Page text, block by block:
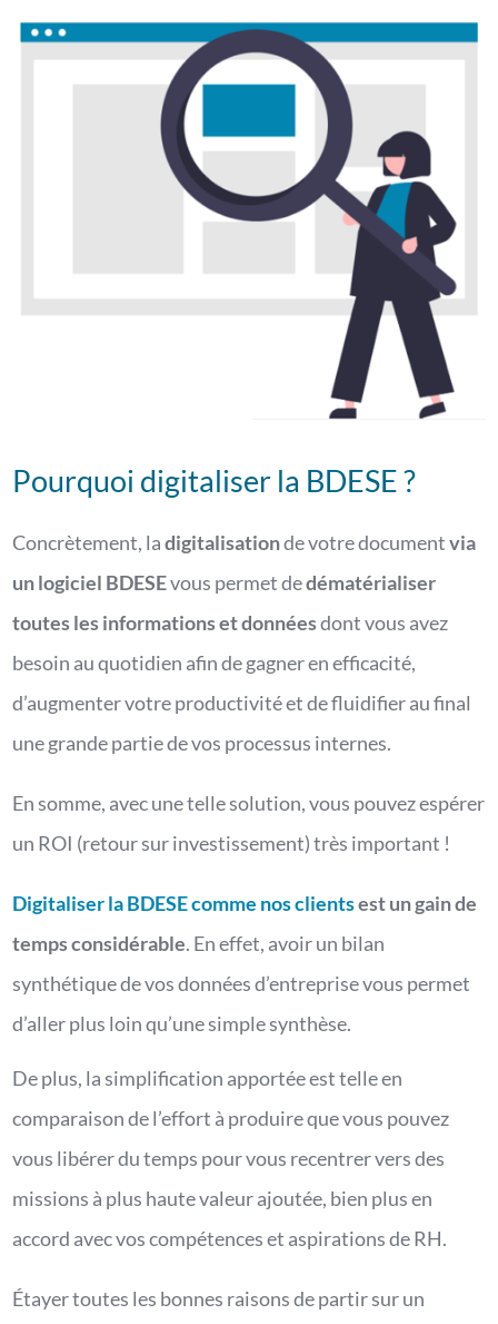
Pourquoi digitaliser la BDESE ?
Concrètement, ladigitalisationde votre documentvia
un logiciel BDESEvous permet dedématérialiser
toutes les informations et donnéesdont vous avez
besoin au quotidien afin de gagner en efficacité,
d’augmenter votre productivité et de fluidifier au final
une grande partie de vos processus internes.
En somme, avec une telle solution, vous pouvez espérer
un ROI (retour sur investissement) très important !
Digitaliser la BDESE comme nos clientsest un gain de
temps considérable. En effet, avoir un bilan
synthétique de vos données d’entreprise vous permet
d’aller plus loin qu’une simple synthèse.
De plus, la simplification apportée est telle en
comparaison de l’effort à produire que vous pouvez
vous libérer du temps pour vous recentrer vers des
missions à plus haute valeur ajoutée, bien plus en
accord avec vos compétences et aspirations de RH.
Étayer toutes les bonnes raisons de partir sur un